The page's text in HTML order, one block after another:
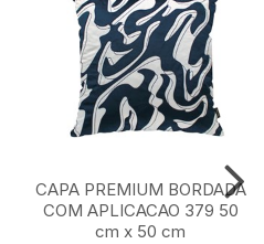
CAPA PREMIUM BORDADA
COM APLICACAO 379 50
cm x 50 cm